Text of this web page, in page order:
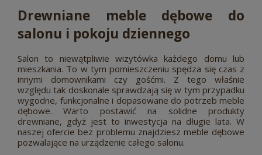
Drewniane meble dębowe do
salonu i pokoju dziennego
Salon to niewątpliwie wizytówka każdego domu lub
mieszkania. To w tym pomieszczeniu spędza się czas z
innymi domownikami czy gośćmi. Z tego właśnie
względu tak doskonale sprawdzają się w tym przypadku
wygodne, funkcjonalne i dopasowane do potrzeb meble
dębowe. Warto postawić na solidne produkty
drewniane, gdyż jest to inwestycja na długie lata. W
naszej ofercie bez problemu znajdziesz meble dębowe
pozwalające na urządzenie całego salonu.